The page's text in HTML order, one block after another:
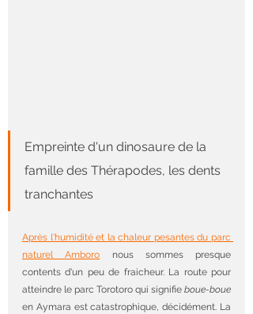
Empreinte d'un dinosaure de la
famille des Thérapodes, les dents
tranchantes
Après l'humidité et la chaleur pesantes du parc
naturel Amboro nous sommes presque
contents d'un peu de fraicheur. La route pour
atteindre le parc Torotoro qui signifie boue-boue
en Aymara est catastrophique, décidément. La